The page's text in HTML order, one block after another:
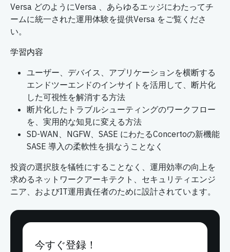
Versa どのようにVersa 、あらゆるエッジにわたってチ
ームに統一された運用体験を提供Versa をご覧くださ
い。
学習内容
ユーザー、デバイス、アプリケーションを横断する
エンドツーエンドのインサイトを活用して、断片化
した可視性を解消する方法
断片化したトラブルシューティングのワークフロー
を、実用的な知見に変える方法
SD-WAN、NGFW、SASE にわたるConcertoの新機能
SASE 導入の柔軟性を損なうことなく
投資の選択肢を犠牲にすることなく、運用効率の向上を
求めるネットワークアーキテクト、セキュリティエンジ
ニア、およびIT運用責任者のために設計されています。
今すぐ登録！